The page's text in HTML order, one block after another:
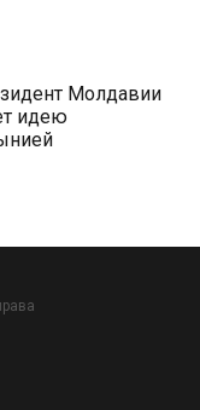
Молдавии
идею